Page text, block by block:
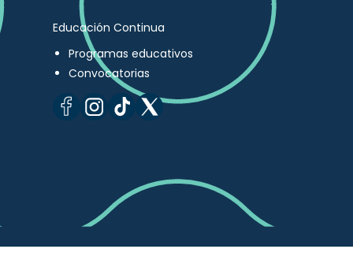
Educación Continua
Programas educativos
Convocatorias